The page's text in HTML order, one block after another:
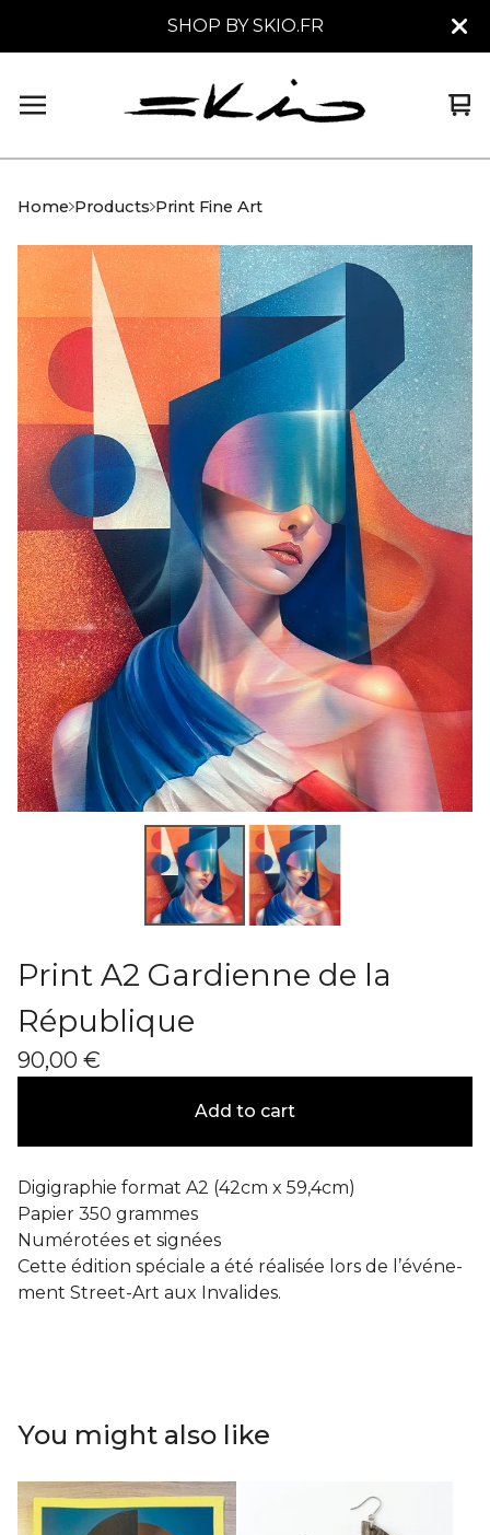
SHOP BY SKIO.FR
0
Home Products Print Fine Art
Print A2 Gardienne de la
République
90,00 €
Add to cart
Digigraphie format A2 (42cm x 59,4cm)
Papier 350 grammes
Numérotées et signées
Cette édition spéciale a été réalisée lors de l’événe-
ment Street-Art aux Invalides.
You might also like